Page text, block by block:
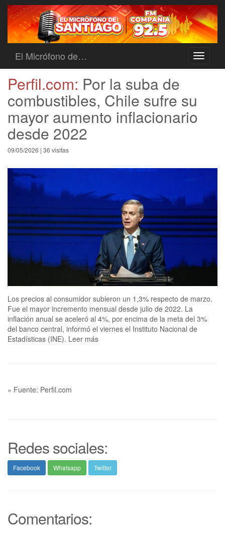
Toggle
El Micrófono de…
Perfil.com: Por la suba de
combustibles, Chile sufre su
mayor aumento inflacionario
desde 2022
09/05/2026 | 36 visitas
Los precios al consumidor subieron un 1,3% respecto de marzo.
Fue el mayor incremento mensual desde julio de 2022. La
inflación anual se aceleró al 4%, por encima de la meta del 3%
del banco central, informó el viernes el Instituto Nacional de
Estadísticas (INE). Leer más
» Fuente: Perfil.com
Redes sociales:
Facebook Whatsapp Twitter
Comentarios: